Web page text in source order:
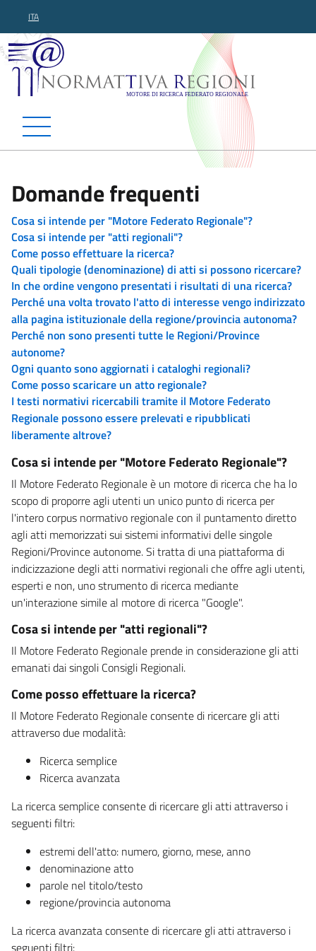
ITA
Normattiva Regioni -
Domande frequenti
Cosa si intende per "Motore Federato Regionale"?
Cosa si intende per "atti regionali"?
Come posso effettuare la ricerca?
Quali tipologie (denominazione) di atti si possono ricercare?
In che ordine vengono presentati i risultati di una ricerca?
Perché una volta trovato l'atto di interesse vengo indirizzato
alla pagina istituzionale della regione/provincia autonoma?
Perché non sono presenti tutte le Regioni/Province
autonome?
Ogni quanto sono aggiornati i cataloghi regionali?
Come posso scaricare un atto regionale?
I testi normativi ricercabili tramite il Motore Federato
Regionale possono essere prelevati e ripubblicati
liberamente altrove?
Cosa si intende per "Motore Federato Regionale"?
Il Motore Federato Regionale è un motore di ricerca che ha lo
scopo di proporre agli utenti un unico punto di ricerca per
l'intero corpus normativo regionale con il puntamento diretto
agli atti memorizzati sui sistemi informativi delle singole
Regioni/Province autonome. Si tratta di una piattaforma di
indicizzazione degli atti normativi regionali che offre agli utenti,
esperti e non, uno strumento di ricerca mediante
un'interazione simile al motore di ricerca "Google".
Cosa si intende per "atti regionali"?
Il Motore Federato Regionale prende in considerazione gli atti
emanati dai singoli Consigli Regionali.
Come posso effettuare la ricerca?
Il Motore Federato Regionale consente di ricercare gli atti
attraverso due modalità:
Ricerca semplice
Ricerca avanzata
La ricerca semplice consente di ricercare gli atti attraverso i
seguenti filtri:
estremi dell'atto: numero, giorno, mese, anno
denominazione atto
parole nel titolo/testo
regione/provincia autonoma
La ricerca avanzata consente di ricercare gli atti attraverso i
seguenti filtri: